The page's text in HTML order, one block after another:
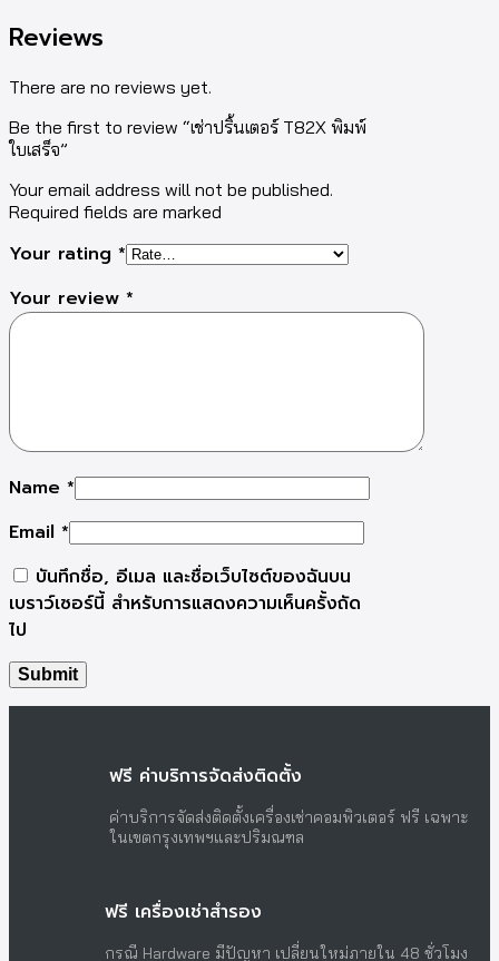
Reviews
There are no reviews yet.
Be the first to review “เช่าปริ้นเตอร์ T82X พิมพ์
ใบเสร็จ”
Your email address will not be published.
Required fields are marked
Your rating *
Your review *
Name *
Email *
บันทึกชื่อ, อีเมล และชื่อเว็บไซต์ของฉันบน
เบราว์เซอร์นี้ สำหรับการแสดงความเห็นครั้งถัด
ไป
ฟรี ค่าบริการจัดส่งติดตั้ง
ค่าบริการจัดส่งติดตั้งเครื่องเช่าคอมพิวเตอร์ ฟรี เฉพาะ
ในเขตกรุงเทพฯและปริมณฑล
ฟรี เครื่องเช่าสำรอง
กรณี Hardware มีปัญหา เปลี่ยนใหม่ภายใน 48 ชั่วโมง